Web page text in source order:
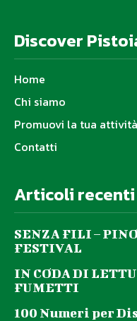
Discover
Home
Chi siamo
Promuovi la tua attività
Contatti
Articoli recenti
SENZA FILI –
FESTIVAL
IN CODA DI
FUMETTI
100 Numeri per